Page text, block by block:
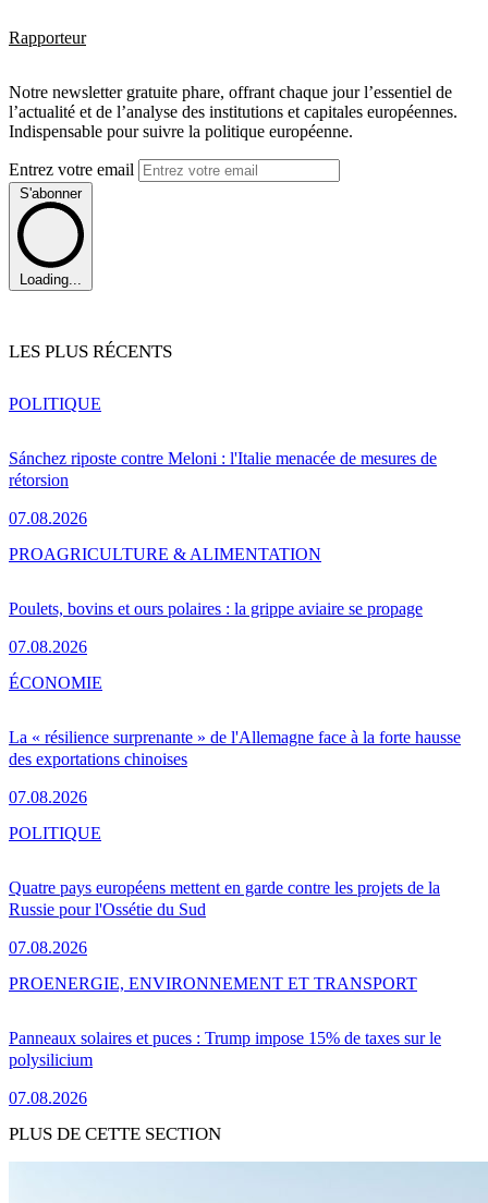
Rapporteur
Notre newsletter gratuite phare, offrant chaque jour l’essentiel de
l’actualité et de l’analyse des institutions et capitales européennes.
Indispensable pour suivre la politique européenne.
Entrez votre email
S'abonner
Loading...
LES PLUS RÉCENTS
Sánchez riposte contre Meloni : l'Italie menacée de mesures de
rétorsion
07.08.2026
POLITIQUE
Poulets, bovins et ours polaires : la grippe aviaire se propage
07.08.2026
PROAGRICULTURE & ALIMENTATION
La « résilience surprenante » de l'Allemagne face à la forte hausse
des exportations chinoises
07.08.2026
ÉCONOMIE
Quatre pays européens mettent en garde contre les projets de la
Russie pour l'Ossétie du Sud
07.08.2026
POLITIQUE
Panneaux solaires et puces : Trump impose 15% de taxes sur le
polysilicium
07.08.2026
PROENERGIE, ENVIRONNEMENT ET TRANSPORT
PLUS DE CETTE SECTION